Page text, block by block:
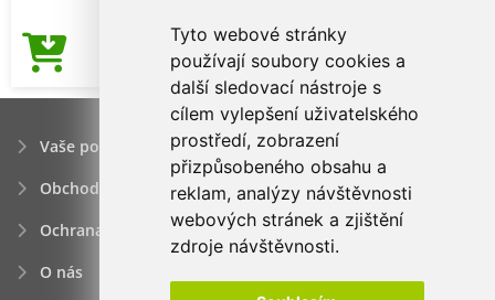
Tyto webové stránky
používají soubory cookies a
další sledovací nástroje s
cílem vylepšení uživatelského
prostředí, zobrazení
přizpůsobeného obsahu a
reklam, analýzy návštěvnosti
webových stránek a zjištění
zdroje návštěvnosti.
Cena od94,07Kč
Vaše poptávka
Obchodní podmínky
Ochrana osobních údajú
O nás